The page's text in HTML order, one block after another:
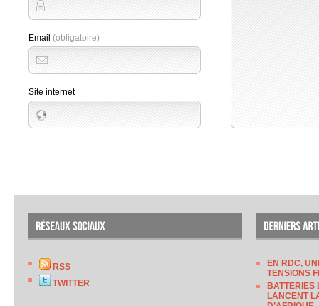
Email (obligatoire)
Site internet
RSS
TWITTER
EN RDC,
TENSIONS
BATTERIES
LANCENT